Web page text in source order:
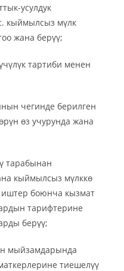
усулдук
кыймылсыз мүлк
жана берүү;
тартиби менен
чегинде берилген
өз учурунда жана
кыймылсыз мүлккө
иштер боюнча кызмат
тарифтерине
берүү;
мыйзамдарында
тиешелүү